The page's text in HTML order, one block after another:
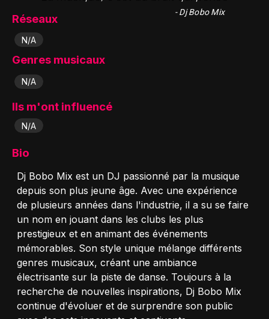
- Dj Bobo Mix
Réseaux
N/A
Genres musicaux
N/A
Ils m'ont influencé
N/A
Bio
Dj Bobo Mix est un DJ passionné par la musique
depuis son plus jeune âge. Avec une expérience
de plusieurs années dans l'industrie, il a su se faire
un nom en jouant dans les clubs les plus
prestigieux et en animant des événements
mémorables. Son style unique mélange différents
genres musicaux, créant une ambiance
électrisante sur la piste de danse. Toujours à la
recherche de nouvelles inspirations, Dj Bobo Mix
continue d'évoluer et de surprendre son public